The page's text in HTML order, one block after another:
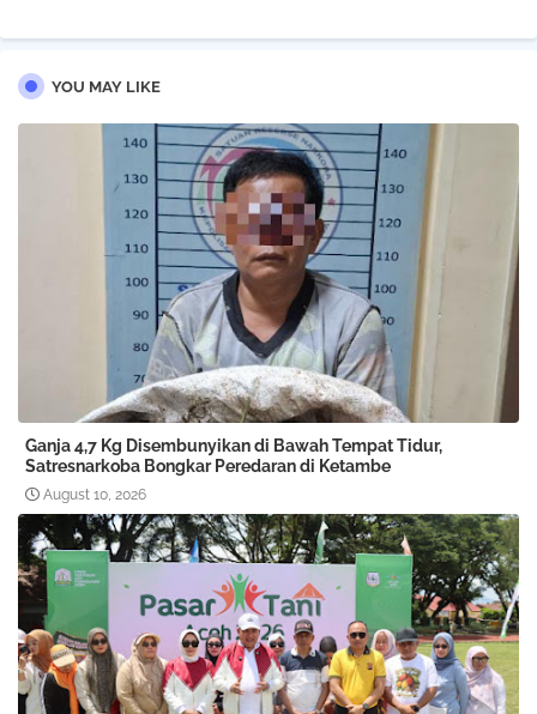
YOU MAY LIKE
Ganja 4,7 Kg Disembunyikan di Bawah Tempat Tidur,
Satresnarkoba Bongkar Peredaran di Ketambe
August 10, 2026